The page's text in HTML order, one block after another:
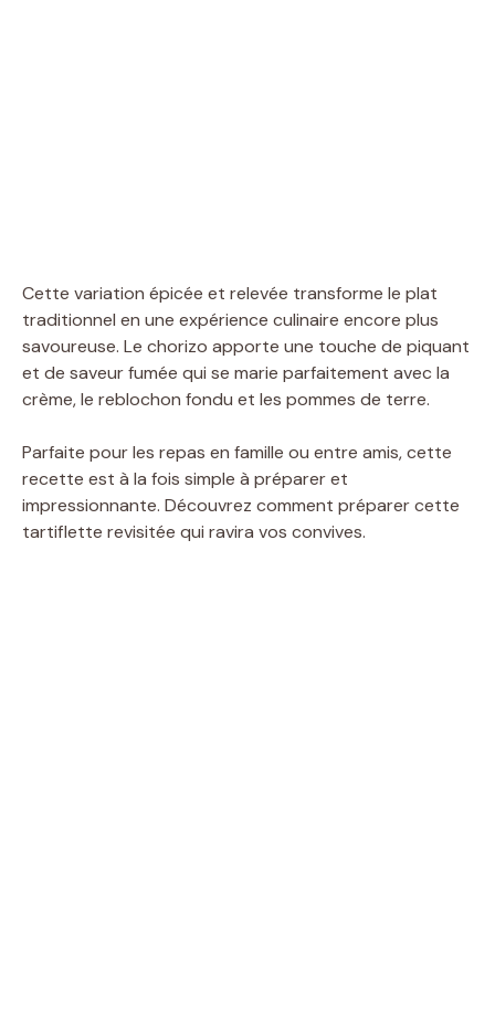
Cette variation épicée et relevée transforme le plat
traditionnel en une expérience culinaire encore plus
savoureuse. Le chorizo apporte une touche de piquant
et de saveur fumée qui se marie parfaitement avec la
crème, le reblochon fondu et les pommes de terre.
Parfaite pour les repas en famille ou entre amis, cette
recette est à la fois simple à préparer et
impressionnante. Découvrez comment préparer cette
tartiflette revisitée qui ravira vos convives.